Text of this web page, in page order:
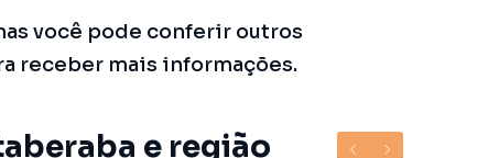
você pode conferir outros
receber mais informações.
e região